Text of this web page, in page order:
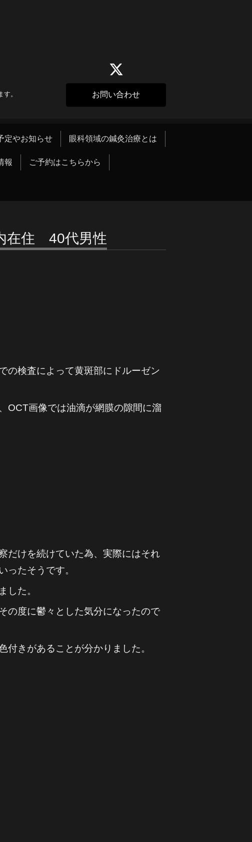
。
お問い合わせ
定やお知らせ 眼科領域の鍼灸治療とは
報 ご予約はこちらから
在住 40代男性
の検査によって黄斑部にドルーゼン
OCT画像では油滴が網膜の隙間に溜
だけを続けていた為、実際にはそれ
ったそうです。
した。
の度に鬱々とした気分になったので
きがあることが分かりました。